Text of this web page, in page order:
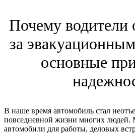
Почему водители
за
основные
В наше время автомобиль стал
повседневной жизни многих людей.
автомобили для работы, деловых